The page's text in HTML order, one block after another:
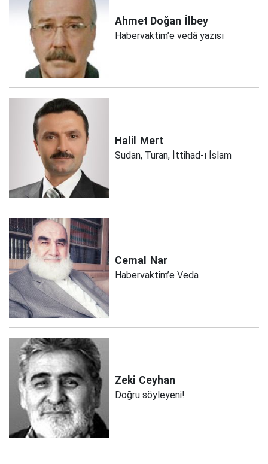
Ahmet Doğan İlbey
Habervaktim’e vedâ yazısı
Halil Mert
Sudan, Turan, İttihad-ı İslam
Cemal Nar
Habervaktim’e Veda
Zeki Ceyhan
Doğru söyleyeni!